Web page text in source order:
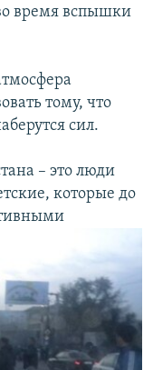
время вспышки
тому, что
сил.
– это люди
которые до